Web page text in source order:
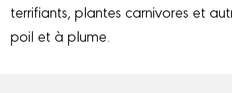
terrifiants, plantes carnivores et
poil et à plume.